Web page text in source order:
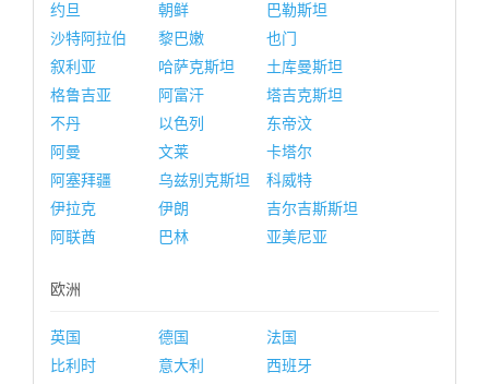
约旦
朝鲜
巴勒斯坦
沙特阿拉伯
黎巴嫩
也门
叙利亚
哈萨克斯坦
土库曼斯坦
格鲁吉亚
阿富汗
塔吉克斯坦
不丹
以色列
东帝汶
阿曼
文莱
卡塔尔
阿塞拜疆
乌兹别克斯坦
科威特
伊拉克
伊朗
吉尔吉斯斯坦
阿联酋
巴林 亚美尼亚
欧洲
英国 德国
法国
比利时
意大利
西班牙